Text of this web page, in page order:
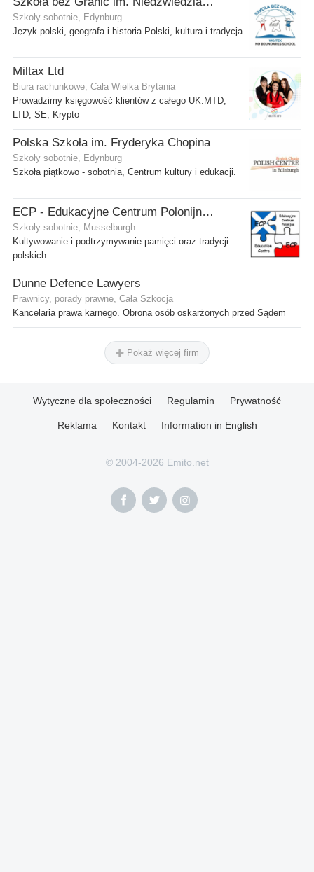
Szkoły sobotnie, Edynburg
Język polski, geografa i historia Polski, kultura i tradycja.
Miltax Ltd
Biura rachunkowe, Cała Wielka Brytania
Prowadzimy księgowość klientów z całego UK.MTD,
LTD, SE, Krypto
Polska Szkoła im. Fryderyka Chopina
Szkoły sobotnie, Edynburg
Szkoła piątkowo - sobotnia, Centrum kultury i edukacji.
ECP - Edukacyjne Centrum Polonijne SCIO - Musselburgh
Szkoły sobotnie, Musselburgh
Kultywowanie i podtrzymywanie pamięci oraz tradycji
polskich.
Dunne Defence Lawyers
Prawnicy, porady prawne, Cała Szkocja
Kancelaria prawa karnego. Obrona osób oskarżonych przed Sądem
Pokaż więcej firm
Wytyczne dla społeczności Regulamin Prywatność
Reklama Kontakt Information in English
© 2004-2026 Emito.net